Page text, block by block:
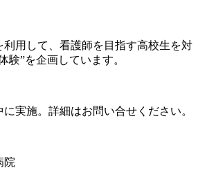
用して、看護師を目指す高校生を対
験”を企画しています。
実施。詳細はお問い合せください。
院